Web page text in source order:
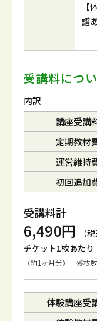
譜
受講料につ
内訳
講座受講
定期教材
運営維持
初回追加
受講料計
6,490円
（
チケット1枚あたり
（約1ヶ月分） 残枚
体験講座受